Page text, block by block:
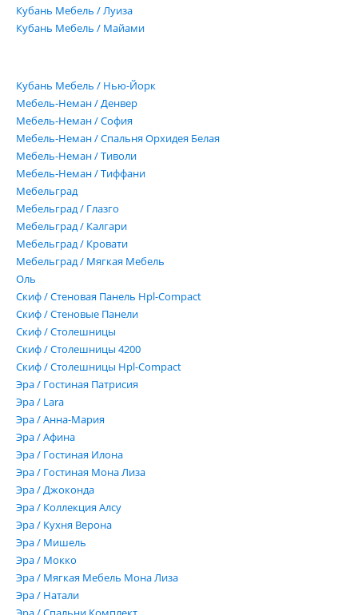
Кубань Мебель / Луиза
Кубань Мебель / Майами
Кубань Мебель / Нью-Йорк
Мебель-Неман / Денвер
Мебель-Неман / София
Мебель-Неман / Спальня Орхидея Белая
Мебель-Неман / Тиволи
Мебель-Неман / Тиффани
Мебельград
Мебельград / Глазго
Мебельград / Калгари
Мебельград / Кровати
Мебельград / Мягкая Мебель
Оль
Скиф / Стеновая Панель Hpl-Compact
Скиф / Стеновые Панели
Скиф / Столешницы
Скиф / Столешницы 4200
Скиф / Столешницы Hpl-Compact
Эра / Гостиная Патрисия
Эра / Lara
Эра / Анна-Мария
Эра / Афина
Эра / Гостиная Илона
Эра / Гостиная Мона Лиза
Эра / Джоконда
Эра / Коллекция Алсу
Эра / Кухня Верона
Эра / Мишель
Эра / Мокко
Эра / Мягкая Мебель Мона Лиза
Эра / Натали